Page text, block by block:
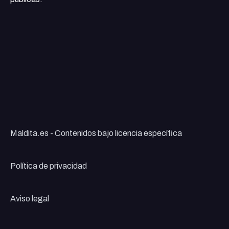
Maldita.es - Contenidos bajo licencia específica
Política de privacidad
Aviso legal